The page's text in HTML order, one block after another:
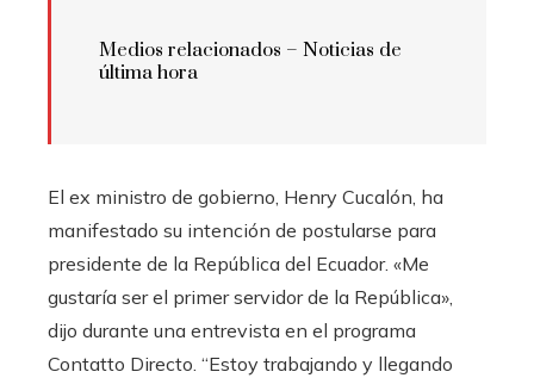
Medios relacionados – Noticias de
última hora
El ex ministro de gobierno, Henry Cucalón, ha
manifestado su intención de postularse para
presidente de la República del Ecuador. «Me
gustaría ser el primer servidor de la República»,
dijo durante una entrevista en el programa
Contatto Directo. “Estoy trabajando y llegando